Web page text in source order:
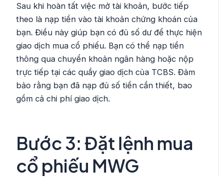
Sau khi hoàn tất việc mở tài khoản, bước tiếp
theo là nạp tiền vào tài khoản chứng khoán của
bạn. Điều này giúp bạn có đủ số dư để thực hiện
giao dịch mua cổ phiếu. Bạn có thể nạp tiền
thông qua chuyển khoản ngân hàng hoặc nộp
trực tiếp tại các quầy giao dịch của TCBS. Đảm
bảo rằng bạn đã nạp đủ số tiền cần thiết, bao
gồm cả chi phí giao dịch.
Bước 3: Đặt lệnh mua
cổ phiếu MWG